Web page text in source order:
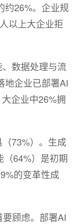
约26%。企业规
以上大企业拒
数据处理与流
地企业已部署AI
企业中26%拥
73%）。生成
（64%）是初期
的变革性成
顾虑。部署AI